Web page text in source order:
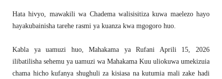
Hata hivyo, mawakili wa Chadema walisisitiza kuwa maelezo hayo
hayakubainisha tarehe rasmi ya kuanza kwa mgogoro huo.
Kabla ya uamuzi huo, Mahakama ya Rufani Aprili 15, 2026
ilibatilisha sehemu ya uamuzi wa Mahakama Kuu uliokuwa umekizuia
chama hicho kufanya shughuli za kisiasa na kutumia mali zake hadi